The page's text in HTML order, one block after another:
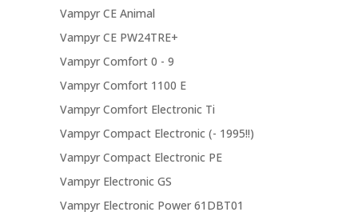
Vampyr CE Animal
Vampyr CE PW24TRE+
Vampyr Comfort 0 - 9
Vampyr Comfort 1100 E
Vampyr Comfort Electronic Ti
Vampyr Compact Electronic (- 1995!!)
Vampyr Compact Electronic PE
Vampyr Electronic GS
Vampyr Electronic Power 61DBT01